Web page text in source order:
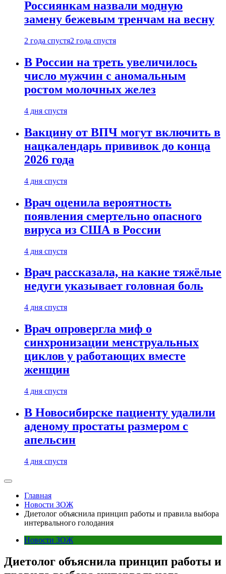
Россиянкам назвали модную
замену бежевым тренчам на весну
2 года спустя2 года спустя
В России на треть увеличилось
число мужчин с аномальным
ростом молочных желез
4 дня спустя
Вакцину от ВПЧ могут включить в
нацкалендарь прививок до конца
2026 года
4 дня спустя
Врач оценила вероятность
появления смертельно опасного
вируса из США в России
4 дня спустя
Врач рассказала, на какие тяжёлые
недуги указывает головная боль
4 дня спустя
Врач опровергла миф о
синхронизации менструальных
циклов у работающих вместе
женщин
4 дня спустя
В Новосибирске пациенту удалили
аденому простаты размером с
апельсин
4 дня спустя
Главная
Новости ЗОЖ
Диетолог объяснила принцип работы и правила выбора
интервального голодания
Новости ЗОЖ
Диетолог объяснила принцип работы и